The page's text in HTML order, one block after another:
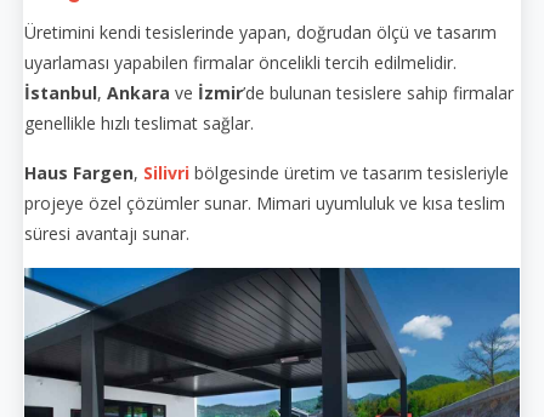
Üretimini kendi tesislerinde yapan, doğrudan ölçü ve tasarım
uyarlaması yapabilen firmalar öncelikli tercih edilmelidir.
İstanbul, Ankara ve İzmir’de bulunan tesislere sahip firmalar
genellikle hızlı teslimat sağlar.
Haus Fargen, Silivri bölgesinde üretim ve tasarım tesisleriyle
projeye özel çözümler sunar. Mimari uyumluluk ve kısa teslim
süresi avantajı sunar.